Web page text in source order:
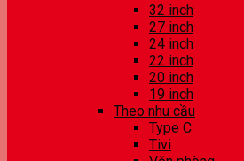
32 inch
27 inch
24 inch
22 inch
20 inch
19 inch
Theo nhu cầu
Type C
Tivi